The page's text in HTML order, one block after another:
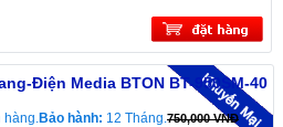
Điện Media BTON BT-950SM-40
hàng.Bảo hành: 12 Tháng.750,000 VNĐ